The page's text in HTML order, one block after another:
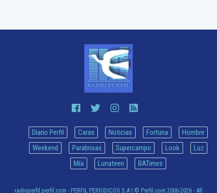
Diario Perfil Caras Noticias Fortuna
Hombre
Weekend
Parabrisas Supercampo Look
Luz
Mía
Lunateen BATimes
radioperfil.perfil.com - PERFIL PERIODICOS S.A | © Perfil.com 2006-2026 - All